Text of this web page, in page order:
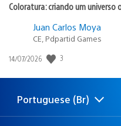
Coloratura: criando um universo
Juan Carlos Moya
CE, Pdpartid Games
Data
publicação:
14/07/2026 3
Selecione
uma
Região
atual:
Portuguese (Br)